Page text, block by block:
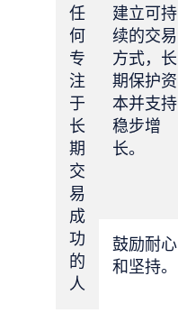
任
何
专
注
于
长
期
交
易
成
功
的
人
建立可持
续的交易
方式，长
期保护资
本并支持
稳步增
长。
鼓励耐心
和坚持。